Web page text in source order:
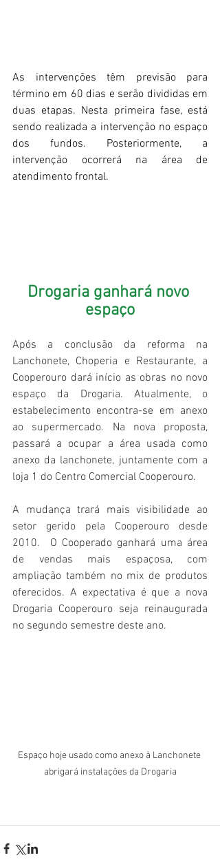
As intervenções têm previsão para
término em 60 dias e serão divididas em
duas etapas. Nesta primeira fase, está
sendo realizada a intervenção no espaço
dos fundos. Posteriormente, a
intervenção ocorrerá na área de
atendimento frontal.
Drogaria ganhará novo
espaço
Após a conclusão da reforma na
Lanchonete, Choperia e Restaurante, a
Cooperouro dará início as obras no novo
espaço da Drogaria. Atualmente, o
estabelecimento encontra-se em anexo
ao supermercado. Na nova proposta,
passará a ocupar a área usada como
anexo da lanchonete, juntamente com a
loja 1 do Centro Comercial Cooperouro.
A mudança trará mais visibilidade ao
setor gerido pela Cooperouro desde
2010.  O Cooperado ganhará uma área
de vendas mais espaçosa, com
ampliação também no mix de produtos
oferecidos. A expectativa é que a nova
Drogaria Cooperouro seja reinaugurada
no segundo semestre deste ano.
Espaço hoje usado como anexo à Lanchonete
abrigará instalações da Drogaria